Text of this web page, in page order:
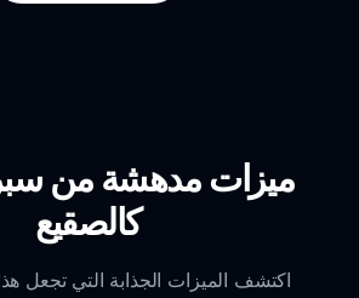
ميزات مدهشة من
كالصقيع
اكتشف الميزات الجذابة التي تجعل